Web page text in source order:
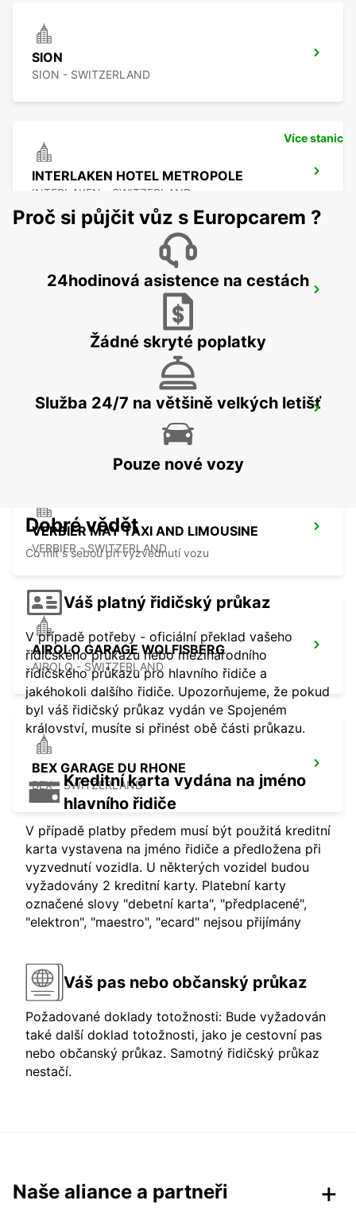
SION
SION - SWITZERLAND
INTERLAKEN HOTEL METROPOLE
INTERLAKEN - SWITZERLAND
THUN AMAG
VERBIER MAY TAXI AND LIMOUSINE
VERBIER - SWITZERLAND
AIROLO GARAGE WOLFISBERG
AIROLO - SWITZERLAND
BEX GARAGE DU RHONE
BEX - SWITZERLAND
Více stanic
Proč si půjčit vůz s Europcarem ?
24hodinová asistence na cestách
Žádné skryté poplatky
Služba 24/7 na většině velkých letišť
Pouze nové vozy
Dobré vědět
Co mít s sebou při vyzvednutí vozu
Váš platný řidičský průkaz
V případě potřeby - oficiální překlad vašeho
řidičského průkazu nebo mezinárodního
řidičského průkazu pro hlavního řidiče a
jakéhokoli dalšího řidiče. Upozorňujeme, že pokud
byl váš řidičský průkaz vydán ve Spojeném
království, musíte si přinést obě části průkazu.
Kreditní karta vydána na jméno
hlavního řidiče
V případě platby předem musí být použitá kreditní
karta vystavena na jméno řidiče a předložena při
vyzvednutí vozidla. U některých vozidel budou
vyžadovány 2 kreditní karty. Platební karty
označené slovy "debetní karta", "předplacené",
"elektron", "maestro", "ecard" nejsou přijímány
Váš pas nebo občanský průkaz
Požadované doklady totožnosti: Bude vyžadován
také další doklad totožnosti, jako je cestovní pas
nebo občanský průkaz. Samotný řidičský průkaz
nestačí.
Naše aliance a partneři